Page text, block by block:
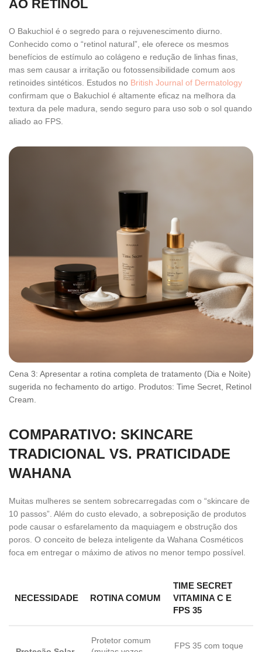
AO RETINOL
O Bakuchiol é o segredo para o rejuvenescimento diurno.
Conhecido como o “retinol natural”, ele oferece os mesmos
benefícios de estímulo ao colágeno e redução de linhas finas,
mas sem causar a irritação ou fotossensibilidade comum aos
retinoides sintéticos. Estudos no British Journal of Dermatology
confirmam que o Bakuchiol é altamente eficaz na melhora da
textura da pele madura, sendo seguro para uso sob o sol quando
aliado ao FPS.
Cena 3: Apresentar a rotina completa de tratamento (Dia e Noite)
sugerida no fechamento do artigo. Produtos: Time Secret, Retinol
Cream.
COMPARATIVO: SKINCARE
TRADICIONAL VS. PRATICIDADE
WAHANA
Muitas mulheres se sentem sobrecarregadas com o “skincare de
10 passos”. Além do custo elevado, a sobreposição de produtos
pode causar o esfarelamento da maquiagem e obstrução dos
poros. O conceito de beleza inteligente da Wahana Cosméticos
foca em entregar o máximo de ativos no menor tempo possível.
NECESSIDADE ROTINA COMUM
TIME SECRET
VITAMINA C E
FPS 35
Protetor comum
FPS 35 com toque